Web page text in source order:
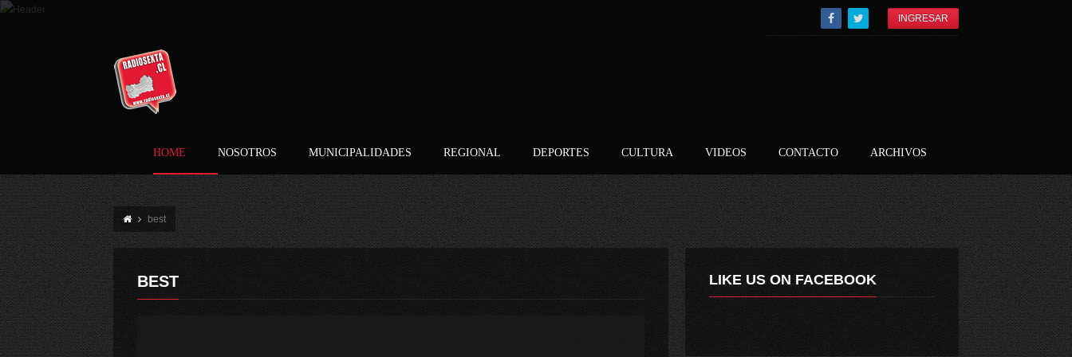
INGRESAR
HOME NOSOTROS MUNICIPALIDADES REGIONAL DEPORTES CULTURA VIDEOS CONTACTO ARCHIVOS
best
BEST LIKE US ON FACEBOOK